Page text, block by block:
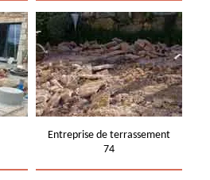
Entreprise de terrassement
74